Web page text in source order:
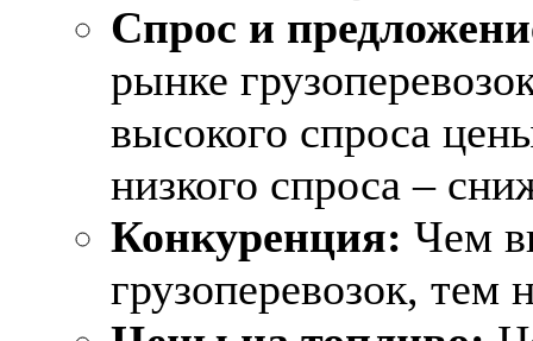
Спрос и
рынке
высокого спроса
низкого спроса –
Конкуренция: Чем
грузоперевозок, тем